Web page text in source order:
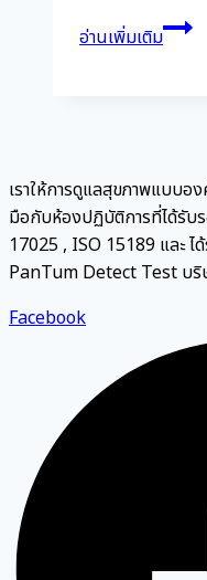
อ่านเพิ่มเติมสาร
ต้าน
อะไร
มี
อะไร
บ้าง
ได้
เราให้การดูแลสุขภาพแบบอ
มือกับห้องปฏิบัติการที่ได้รับ
17025 , ISO 15189 และ
PanTum Detect Test บ
Facebook